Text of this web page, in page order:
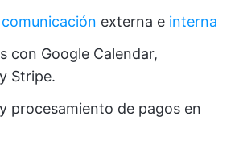
externa e interna
con Google Calendar,
Stripe.
procesamiento de pagos en